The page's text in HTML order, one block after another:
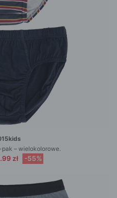
– wielokolorowe.
zł -55%